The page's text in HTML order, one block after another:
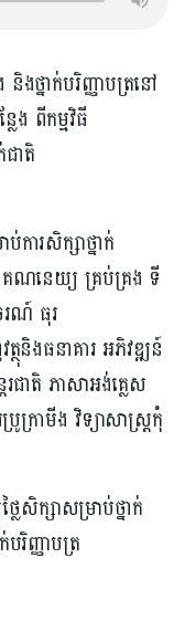
ងថ្នាក់បរិញ្ញាបត្រនៅ
ពីកម្មវិធី
ាតិ
ារសិក្សាថ្នាក់
គណនេយ្យ គ្រប់គ្រង ទី
ណ៍ ធុរ
ថុនិងធនាគារ អភិវឌ្ឍន៍
ជាតិ ភាសាអង់គ្លេស
ក្រាមីង វិទ្យាសាស្ត្រកុំ
សិក្សាសម្រាប់ថ្នាក់
រិញ្ញាបត្រ